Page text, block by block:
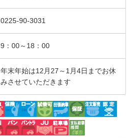
0225-90-3031
9：00～18：00
年末年始は12月27～1月4日までお休
みさせていただきます